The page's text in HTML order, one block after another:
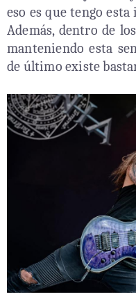
eso es que tengo
Además, dentro de
manteniendo esta
de último existe